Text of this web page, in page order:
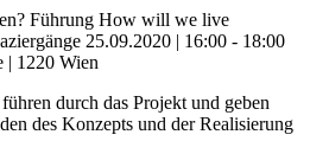
Führung How will we live
25.09.2020 | 16:00 - 18:00
| 1220 Wien
durch das Projekt und geben
des Konzepts und der Realisierung